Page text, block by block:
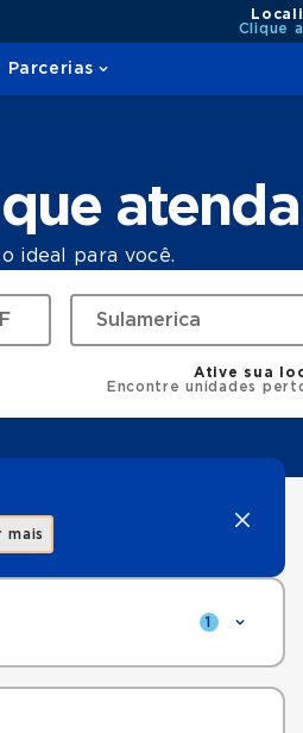
Clique
Parcerias
ideal para você.
Ative sua
Encontre unidades
mais
1